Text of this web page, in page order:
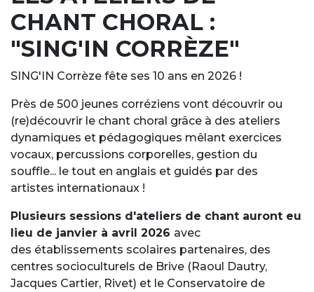
CHANT CHORAL :
"SING'IN CORRÈZE"
SING'IN Corrèze fête ses 10 ans en 2026 !
Près de 500 jeunes corréziens vont découvrir ou
(re)découvrir le chant choral grâce à des ateliers
dynamiques et pédagogiques mêlant exercices
vocaux, percussions corporelles, gestion du
souffle... le tout en anglais et guidés par des
artistes internationaux !
Plusieurs sessions d'ateliers de chant auront eu
lieu de janvier à avril 2026 avec
des établissements scolaires partenaires, des
centres socioculturels de Brive (Raoul Dautry,
Jacques Cartier, Rivet) et le Conservatoire de